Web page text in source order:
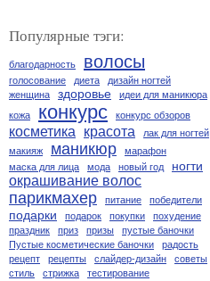
Популярные тэги:
благодарность волосы
голосование диета
дизайн ногтей
женщина
здоровье
идеи для маникюра
кожа
конкурс конкурс обзоров
косметика красота
лак для ногтей
макияж
маникюр
марафон
маска для лица
мода новый год ногти
окрашивание волос
парикмахер питание победители
подарки подарок покупки
похудение
праздник
приз призы
пустые баночки
Пустые косметические баночки
радость
рецепт
рецепты слайдер-дизайн
советы
стиль
стрижка
тестирование